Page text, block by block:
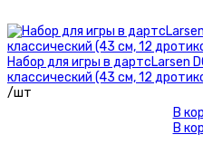
Набор для игры в дартсLarsen
классический (43 см, 12
/шт
В
В